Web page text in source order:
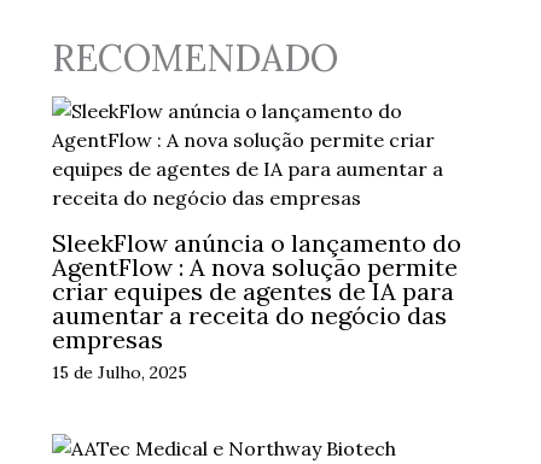
RECOMENDADO
SleekFlow anúncia o lançamento do
AgentFlow : A nova solução permite
criar equipes de agentes de IA para
aumentar a receita do negócio das
empresas
15 de Julho, 2025